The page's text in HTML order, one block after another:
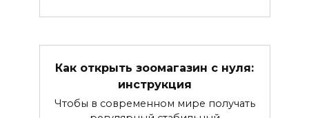
Как открыть зоомагазин с нуля:
инструкция
Чтобы в современном мире получать